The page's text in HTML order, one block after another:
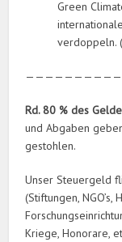
Green
verdoppeln.
Rd. 80 % des
und Abgaben
gestohlen.
Unser Steuergeld
(Stiftungen, NGO’s,
Kriege, Honorare,